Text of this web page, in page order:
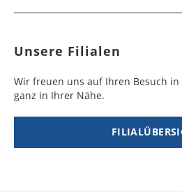
Unsere Filialen
Wir freuen uns auf Ihren Besuch
ganz in Ihrer Nähe.